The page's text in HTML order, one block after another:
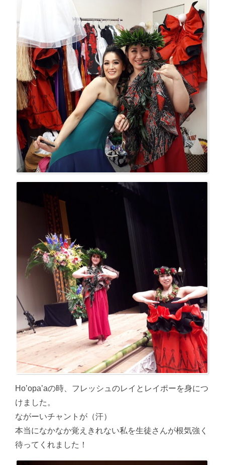
Ho’opa’aの時、フレッシュのレイとレイポーを身につ
けました。
ながーいチャントが（汗）
本当になかなか覚えきれない私を生徒さんが根気強く
待ってくれました！